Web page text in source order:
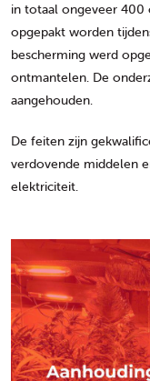
in totaal ongeveer 400
opgepakt worden
bescherming werd
ontmantelen. De
aangehouden.
De feiten zijn
verdovende middelen
elektriciteit.